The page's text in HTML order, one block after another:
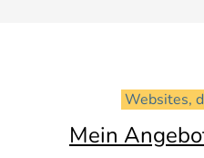
Websites,
Mein